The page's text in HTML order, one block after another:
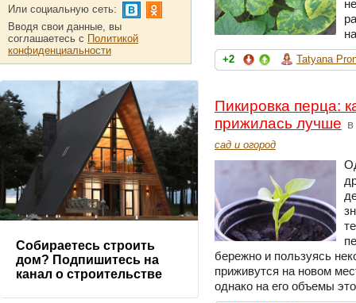
+2 Tatyana
Пикировка перца:
прижилась лучше
сад и огород
бережно и пользуясь
приживутся на новом
однако на его объемы
Или социальную сеть:
Вводя свои данные, вы
соглашаетесь с Политикой
конфиденциальности
Собираетесь строить
дом? Подпишитесь на
канал о строительстве